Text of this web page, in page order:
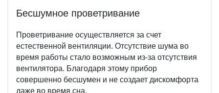
Бесшумное проветривание
Проветривание осуществляется за счет
естественной вентиляции. Отсутствие шума во
время работы стало возможным из-за отсутствия
вентилятора. Благодаря этому прибор
совершенно бесшумен и не создает дискомфорта
даже во время сна.